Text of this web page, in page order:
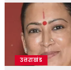
उत्तराखंड